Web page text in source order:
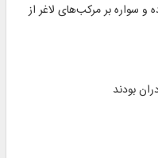
سواره بر مركب‌هاى لاغر از
بودند